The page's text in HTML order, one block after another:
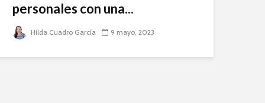
personales con una...
Hilda Cuadro García 9 mayo, 2023